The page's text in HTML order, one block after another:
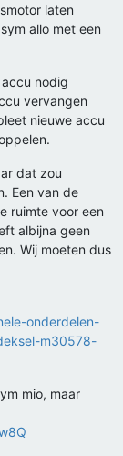
laten
allo met een
nodig
vervangen
nieuwe accu
dat zou
Een van de
ruimte voor een
albijna geen
Wij moeten dus
onderdelen-
m30578-
mio, maar